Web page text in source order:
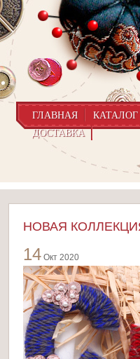
ГЛАВНАЯ
КАТАЛОГ
ДОСТАВКА
НОВАЯ
14 Окт 2020